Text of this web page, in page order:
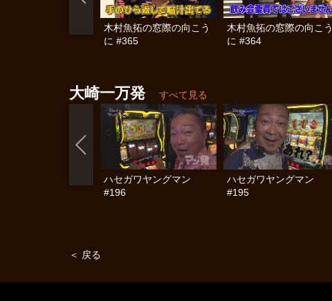
木村魚拓の窓際の向こう
に #365
木村魚拓の窓際の向こう
に #364
大崎一万発 すべて見る
ハセガワヤングマン
#196
ハセガワヤングマン
#195
＜ 戻る